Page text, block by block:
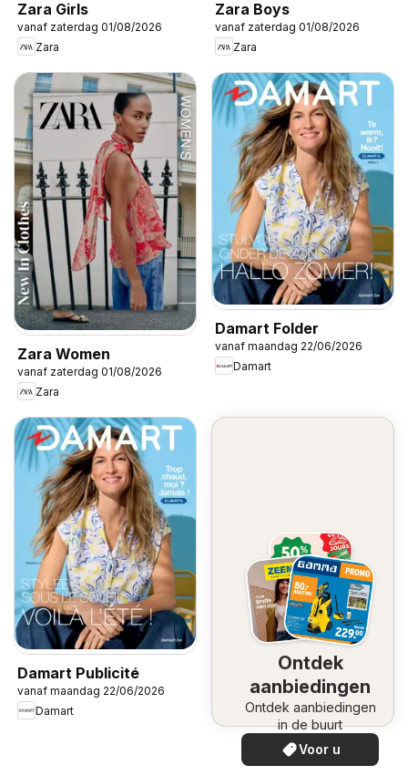
Zara Girls
vanaf zaterdag 01/08/2026
Zara
Zara Boys
vanaf zaterdag 01/08/2026
Zara
Zara Women
vanaf zaterdag 01/08/2026
Zara
Damart Folder
vanaf maandag 22/06/2026
Damart
Damart Publicité
vanaf maandag 22/06/2026
Damart
Ontdek
aanbiedingen
Ontdek aanbiedingen
in de buurt
Voor u